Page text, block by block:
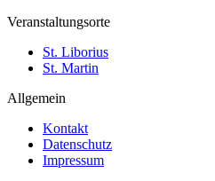
Veranstaltungsorte
St. Liborius
St. Martin
Allgemein
Kontakt
Datenschutz
Impressum